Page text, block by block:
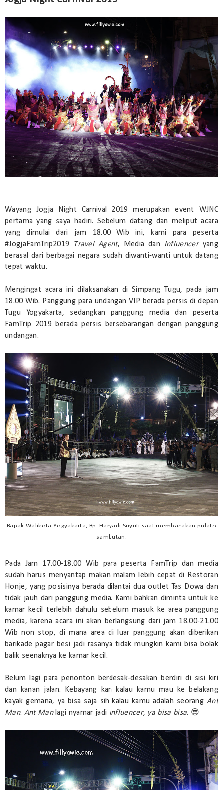
Wayang Jogja Night Carnival 2019 merupakan event WJNC
pertama yang saya hadiri. Sebelum datang dan meliput acara
yang dimulai dari jam 18.00 Wib ini, kami para peserta
#JogjaFamTrip2019
Travel Agent, Media dan Influencer yang
berasal dari berbagai negara sudah diwanti-wanti untuk datang
tepat waktu.
Mengingat acara ini dilaksanakan di Simpang Tugu, pada jam
18.00 Wib. Panggung para undangan VIP berada persis di depan
Tugu Yogyakarta, sedangkan panggung media dan peserta
FamTrip 2019 berada persis bersebarangan dengan panggung
undangan.
Bapak Walikota Yogyakarta, Bp. Haryadi Suyuti saat membacakan pidato
sambutan.
Pada Jam 17.00-18.00 Wib para peserta FamTrip dan media
sudah harus menyantap makan malam lebih cepat di Restoran
Honje, yang posisinya berada dilantai dua outlet Tas Dowa dan
tidak jauh dari panggung media. Kami bahkan diminta untuk ke
kamar kecil terlebih dahulu sebelum masuk ke area panggung
media, karena acara ini akan berlangsung dari jam 18.00-21.00
Wib non stop, di mana area di luar panggung akan diberikan
barikade pagar besi jadi rasanya tidak mungkin kami bisa bolak
balik seenaknya ke kamar kecil.
Belum lagi para penonton berdesak-desakan berdiri di sisi kiri
dan kanan jalan. Kebayang kan kalau kamu mau ke belakang
kayak gemana, ya bisa saja sih kalau kamu adalah seorangAnt
Man. Ant Manlagi nyamar jadi influencer, ya bisa bisa. 😎